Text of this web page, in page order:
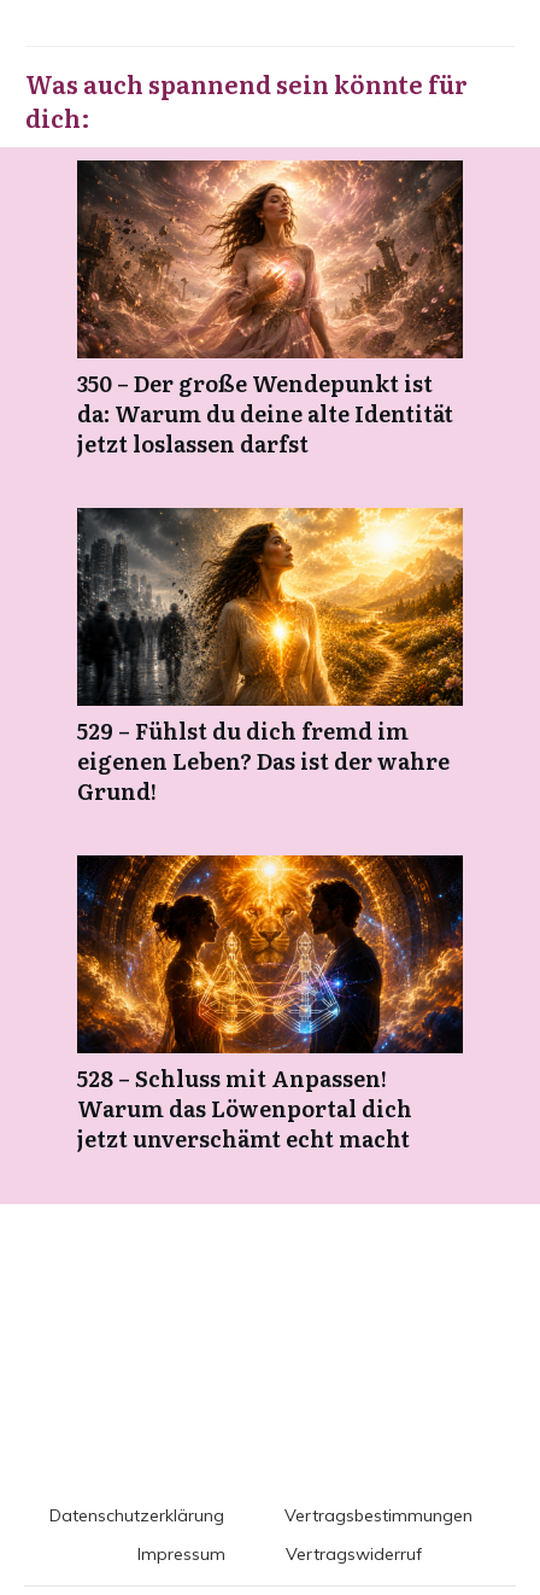
Was auch spannend sein könnte für
dich:
350 – Der große Wendepunkt ist
da: Warum du deine alte Identität
jetzt loslassen darfst
529 – Fühlst du dich fremd im
eigenen Leben? Das ist der wahre
Grund!
528 – Schluss mit Anpassen!
Warum das Löwenportal dich
jetzt unverschämt echt macht
Datenschutzerklärung
Vertragsbestimmungen
Impressum
Vertragswiderruf